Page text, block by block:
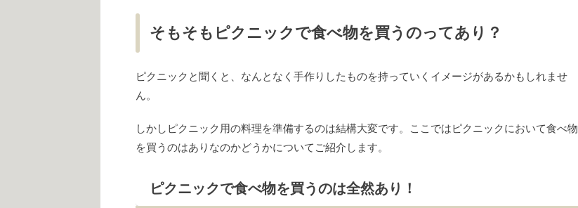
そもそもピクニックで食べ物を買うのってあり？
ピクニックと聞くと、なんとなく手作りしたものを持っていくイメージがあるかもしれませ
ん。
しかしピクニック用の料理を準備するのは結構大変です。ここではピクニックにおいて食べ物
を買うのはありなのかどうかについてご紹介します。
ピクニックで食べ物を買うのは全然あり！